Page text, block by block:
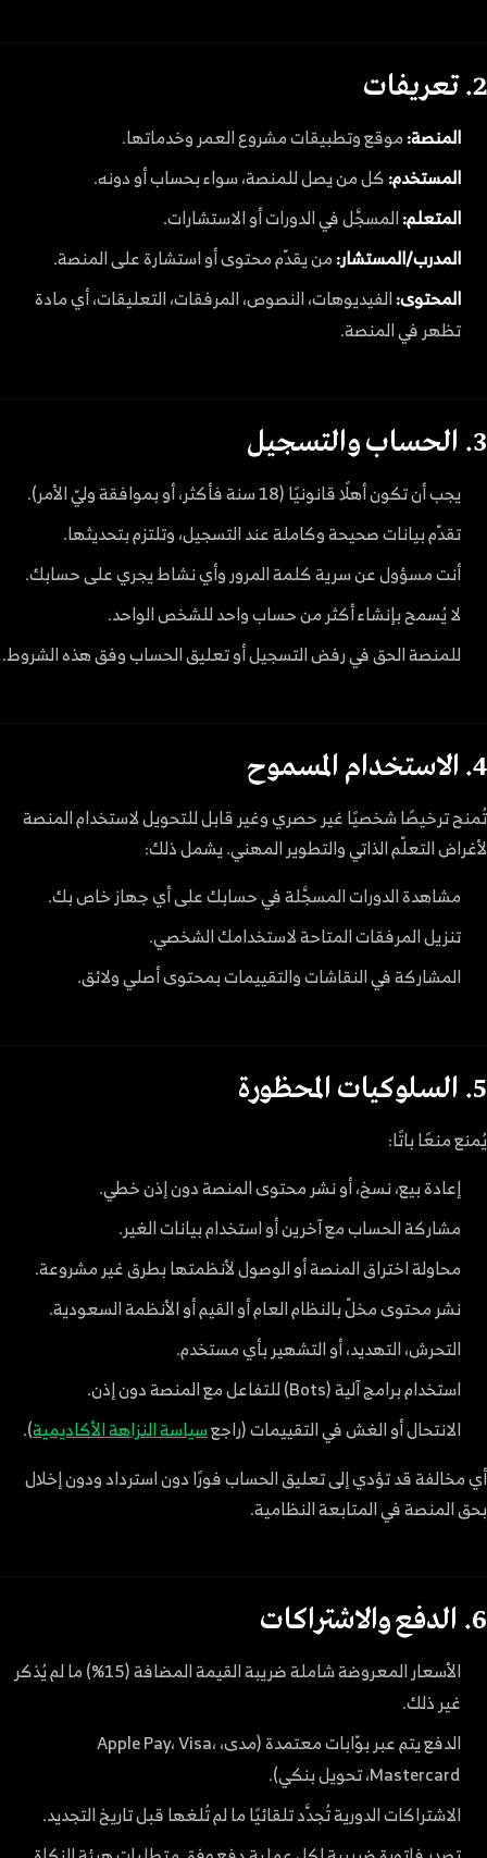
2. تعريفات
المنصة:موقع وتطبيقات مشروع العمر وخدماتها.
المستخدم:كل من يصل للمنصة، سواء بحساب أو دونه.
المتعلم:المسجَّل في الدورات أو الاستشارات.
المدرب/المستشار:من يقدّم محتوى أو استشارة على المنصة.
المحتوى:الفيديوهات، النصوص، المرفقات، التعليقات، أي مادة
تظهر في المنصة.
3. الحساب والتسجيل
يجب أن تكون أهلًا قانونيًا (18 سنة فأكثر، أو بموافقة وليّ الأمر).
تقدّم بيانات صحيحة وكاملة عند التسجيل، وتلتزم بتحديثها.
أنت مسؤول عن سرية كلمة المرور وأي نشاط يجري على حسابك.
لا يُسمح بإنشاء أكثر من حساب واحد للشخص الواحد.
للمنصة الحق في رفض التسجيل أو تعليق الحساب وفق هذه الشروط.
4. الاستخدام المسموح
تُمنح ترخيصًا شخصيًا غير حصري وغير قابل للتحويل لاستخدام المنصة
لأغراض التعلّم الذاتي والتطوير المهني. يشمل ذلك:
مشاهدة الدورات المسجَّلة في حسابك على أي جهاز خاص بك.
تنزيل المرفقات المتاحة لاستخدامك الشخصي.
المشاركة في النقاشات والتقييمات بمحتوى أصلي ولائق.
5. السلوكيات المحظورة
يُمنع منعًا باتًا:
إعادة بيع، نسخ، أو نشر محتوى المنصة دون إذن خطي.
مشاركة الحساب مع آخرين أو استخدام بيانات الغير.
محاولة اختراق المنصة أو الوصول لأنظمتها بطرق غير مشروعة.
نشر محتوى مخلّ بالنظام العام أو القيم أو الأنظمة السعودية.
التحرش، التهديد، أو التشهير بأي مستخدم.
استخدام برامج آلية (Bots) للتفاعل مع المنصة دون إذن.
الانتحال أو الغش في التقييمات (راجعسياسة النزاهة الأكاديمية).
أي مخالفة قد تؤدي إلى تعليق الحساب فورًا دون استرداد ودون إخلال
بحق المنصة في المتابعة النظامية.
6. الدفع والاشتراكات
الأسعار المعروضة شاملة ضريبة القيمة المضافة (15%) ما لم يُذكر
غير ذلك.
الدفع يتم عبر بوّابات معتمدة (مدى، Apple Pay، Visa،
Mastercard، تحويل بنكي).
الاشتراكات الدورية تُجدَّد تلقائيًا ما لم تُلغها قبل تاريخ التجديد.